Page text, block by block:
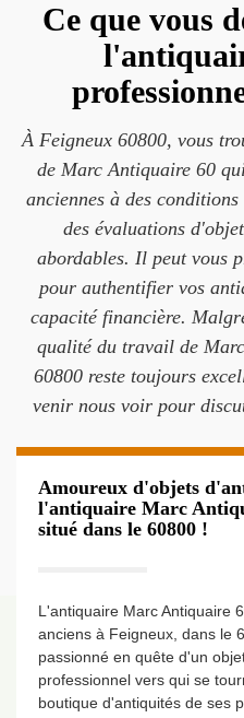
Ce que vous
À Feigneux 60800, vous
de Marc Antiquaire 60
anciennes à des
des évaluations
abordables. Il peut vous
pour authentifier vos
capacité financière.
qualité du travail de
60800 reste toujours
venir nous voir pour
Amoureux d'objets
l'antiquaire Marc
situé dans le 60800 !
L'antiquaire Marc Antiquaire
anciens à Feigneux, dans le
passionné en quête d'un
professionnel vers qui se
boutique d'antiquités de ses